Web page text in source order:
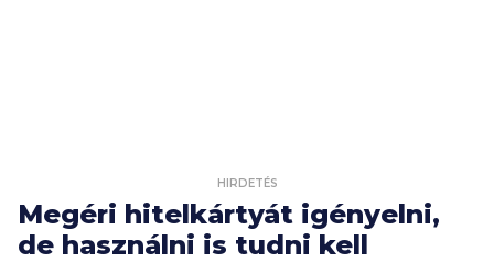
HIRDETÉS
Megéri hitelkártyát igényelni,
de használni is tudni kell